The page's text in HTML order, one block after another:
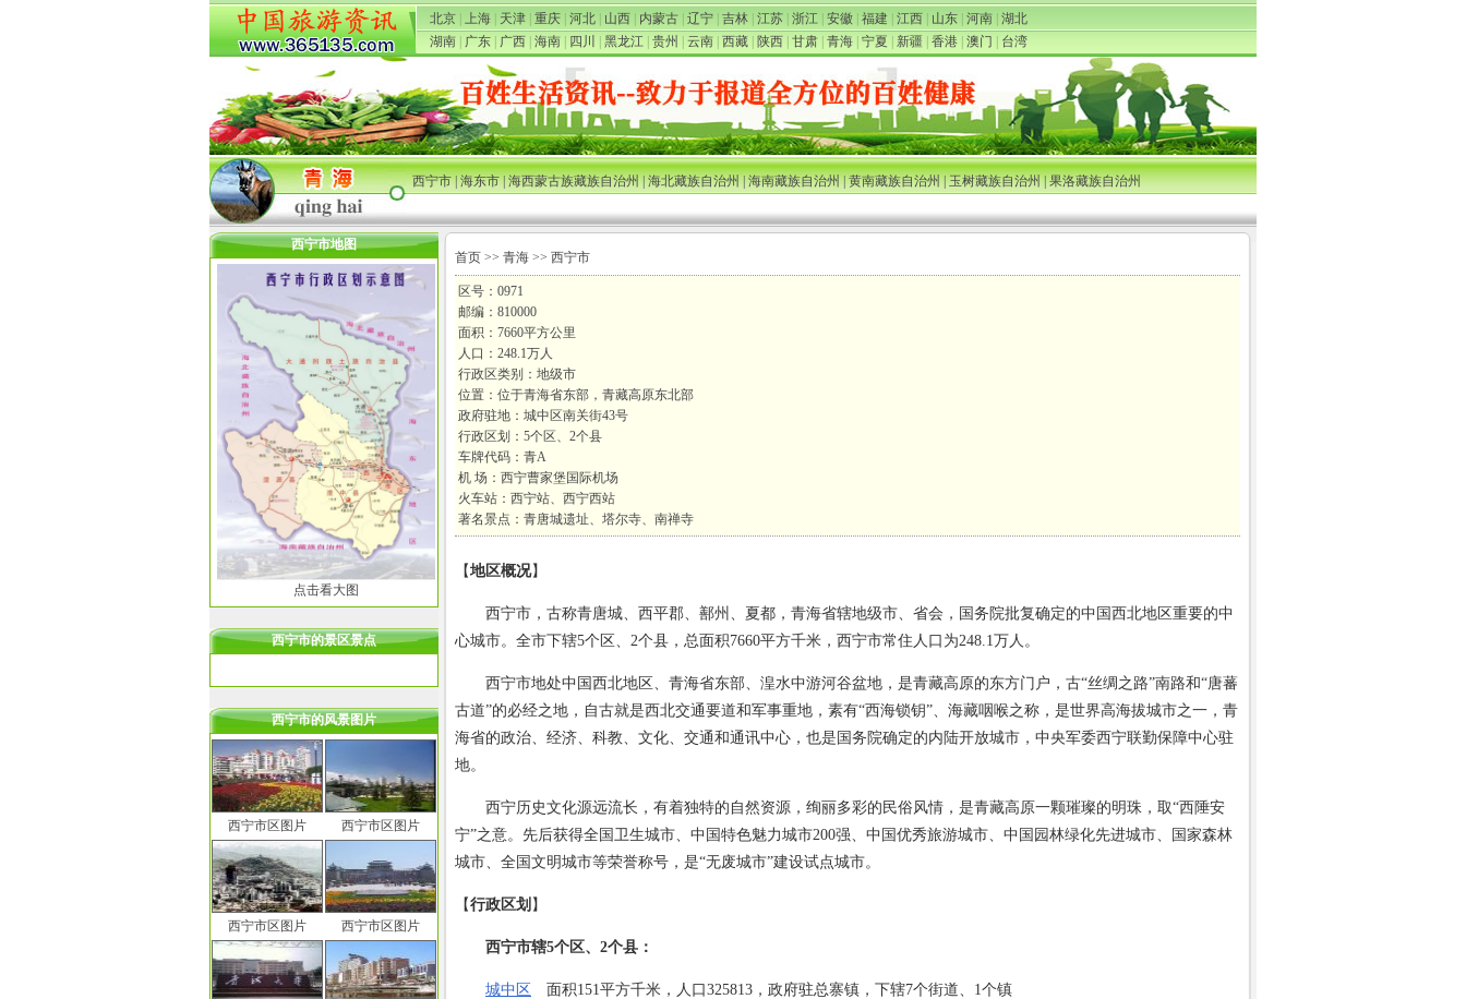
北京 上海 天津 重庆 河北 山西 内蒙古 辽宁 吉林 江苏 浙江 安徽 福建 江西 山东 河南 湖北
湖南
广东 广西 海南 四川 黑龙江 贵州 云南 西藏 陕西 甘肃 青海 宁夏 新疆 香港 澳门 台湾
西宁市|海东市|海西蒙古族藏族自治州|海北藏族自治州|海南藏族自治州|黄南藏族自治州|玉树藏族自治州|果洛藏族自治州
西宁市地图
点击看大图
西宁市的景区景点
西宁市的风景图片
西宁市区图片 西宁市区图片
西宁市区图片 西宁市区图片
首页 >> 青海 >> 西宁市
区号：0971
邮编：810000
面积：7660平方公里
人口：248.1万人
行政区类别：地级市
位置：位于青海省东部，青藏高原东北部
政府驻地：城中区南关街43号
行政区划：5个区、2个县
车牌代码：青A
机 场：西宁曹家堡国际机场
火车站：西宁站、西宁西站
著名景点：青唐城遗址、塔尔寺、南禅寺
【地区概况】
西宁市，古称青唐城、西平郡、鄯州、夏都，青海省辖地级市、省会，国务院批复确定的中国西北地区重要的中
心城市。全市下辖5个区、2个县，总面积7660平方千米，西宁市常住人口为248.1万人。
西宁市地处中国西北地区、青海省东部、湟水中游河谷盆地，是青藏高原的东方门户，古“丝绸之路”南路和“唐蕃
古道”的必经之地，自古就是西北交通要道和军事重地，素有“西海锁钥”、海藏咽喉之称，是世界高海拔城市之一，青
海省的政治、经济、科教、文化、交通和通讯中心，也是国务院确定的内陆开放城市，中央军委西宁联勤保障中心驻
地。
西宁历史文化源远流长，有着独特的自然资源，绚丽多彩的民俗风情，是青藏高原一颗璀璨的明珠，取“西陲安
宁”之意。先后获得全国卫生城市、中国特色魅力城市200强、中国优秀旅游城市、中国园林绿化先进城市、国家森林
城市、全国文明城市等荣誉称号，是“无废城市”建设试点城市。
【行政区划 】
西宁市辖5个区、2个县：
城中区
面积151平方千米，人口325813，政府驻总寨镇，下辖7个街道、1个镇